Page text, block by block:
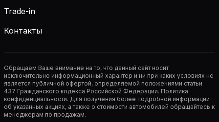
Trade-in
Контакты
Обращаем Ваше внимание на то, что данный сайт носит
исключительно информационный характер и ни при каких условиях не
является публичной офертой, определяемой положениями статьи
437 Гражданского кодекса Российской Федерации. Политика
конфиденциальности. Для получения более подробной информации
об указанных акциях, а также о стоимости автомобилей обращайтесь к
менеджерам по продажам.